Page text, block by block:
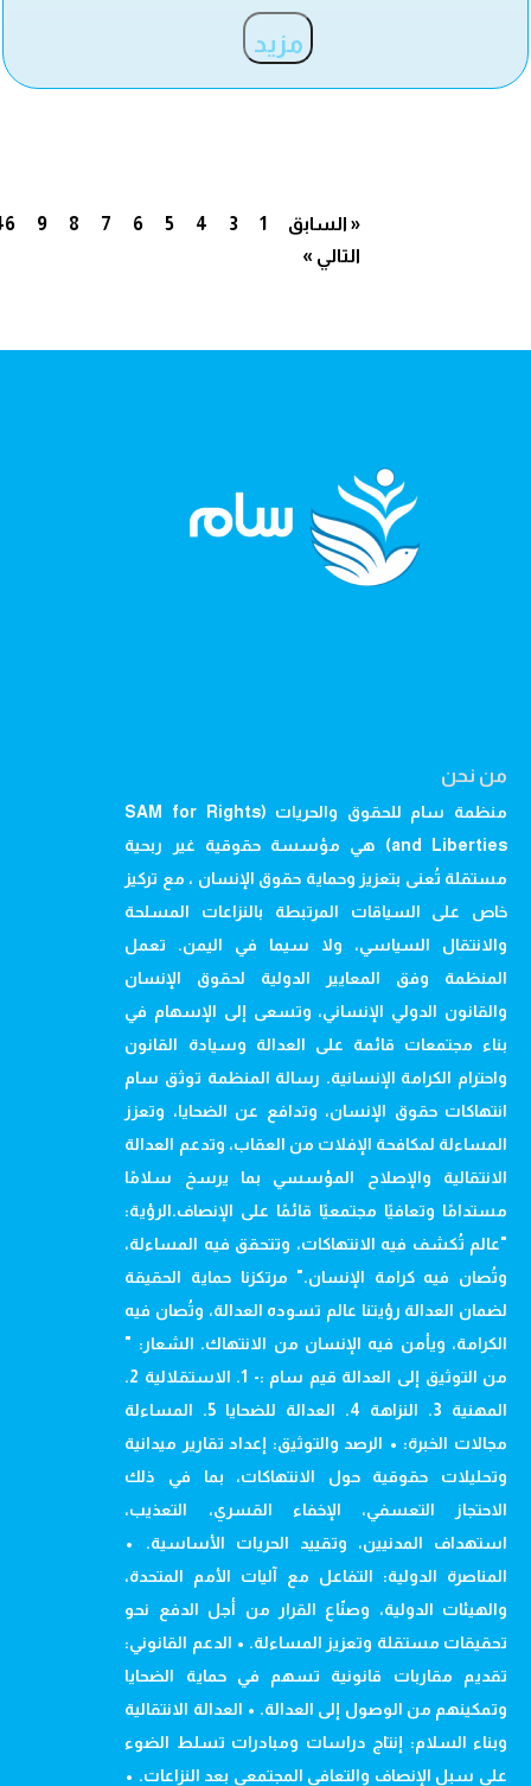
مزيد
« السابق 1
3
4
5
6
7
8
9
التالي »
من نحن
منظمة سام للحقوق والحريات (SAM for Rights
and Liberties) هي مؤسسة حقوقية غير ربحية
مستقلة تُعنى بتعزيز وحماية حقوق الإنسان ، مع تركيز
خاص على السياقات المرتبطة بالنزاعات المسلحة
والانتقال السياسي، ولا سيما في اليمن. تعمل
المنظمة وفق المعايير الدولية لحقوق الإنسان
والقانون الدولي الإنساني، وتسعى إلى الإسهام في
بناء مجتمعات قائمة على العدالة وسيادة القانون
واحترام الكرامة الإنسانية. رسالة المنظمة توثق سام
انتهاكات حقوق الإنسان، وتدافع عن الضحايا، وتعزز
المساءلة لمكافحة الإفلات من العقاب، وتدعم العدالة
الانتقالية والإصلاح المؤسسي بما يرسخ سلامًا
مستدامًا وتعافيًا مجتمعيًا قائمًا على الإنصاف.الرؤية:
"عالم تُكشف فيه الانتهاكات، وتتحقق فيه المساءلة،
وتُصان فيه كرامة الإنسان." مرتكزنا حماية الحقيقة
لضمان العدالة رؤيتنا عالم تسوده العدالة، وتُصان فيه
الكرامة، ويأمن فيه الإنسان من الانتهاك. الشعار: "
من التوثيق إلى العدالة قيم سام :- 1. الاستقلالية 2.
المهنية 3. النزاهة 4. العدالة للضحايا 5. المساءلة
مجالات الخبرة: • الرصد والتوثيق: إعداد تقارير ميدانية
وتحليلات حقوقية حول الانتهاكات، بما في ذلك
الاحتجاز التعسفي، الإخفاء القسري، التعذيب،
استهداف المدنيين، وتقييد الحريات الأساسية. •
المناصرة الدولية: التفاعل مع آليات الأمم المتحدة،
والهيئات الدولية، وصنّاع القرار من أجل الدفع نحو
تحقيقات مستقلة وتعزيز المساءلة. • الدعم القانوني:
تقديم مقاربات قانونية تسهم في حماية الضحايا
وتمكينهم من الوصول إلى العدالة. • العدالة الانتقالية
وبناء السلام: إنتاج دراسات ومبادرات تسلط الضوء
على سبل الإنصاف والتعافي المجتمعي بعد النزاعات. •